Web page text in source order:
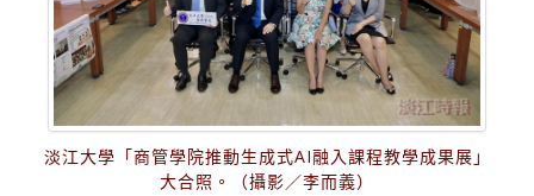
淡江大學「商管學院推動生成式AI融入課程教學成果展」
大合照。（攝影／李而義）